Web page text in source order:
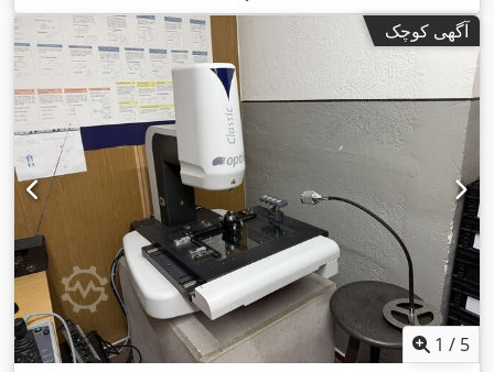
تایر:295/80 R 22.5 , پیکربندی محور:4x2 , رنگ:سفید, نوع
چرخ‌دنده:مکانیکی, تعداد صندلی‌ها: ۲ آگهی کوچک
1 / 5